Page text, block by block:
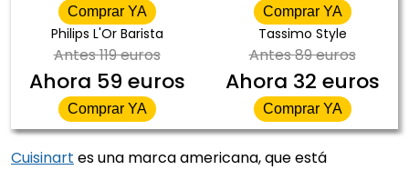
Comprar YA Comprar YA
Philips L'Or Barista
Antes119 euros
Ahora 59 euros
Comprar YA
Tassimo Style
Antes89 euros
Ahora 32 euros
Comprar YA
Cuisinart es una marca americana, que está